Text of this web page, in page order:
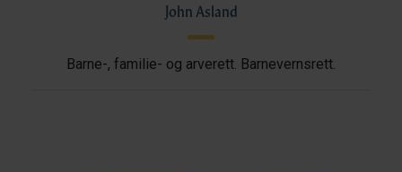
John Asland
Barne-, familie- og arverett. Barnevernsrett.